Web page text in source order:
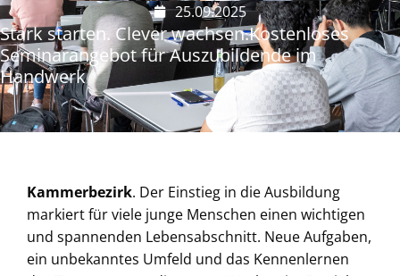
25.09.2025
Stark starten. Clever wachsen.Kostenloses
Seminarangebot für Auszubildende im
Handwerk
Kammerbezirk. Der Einstieg in die Ausbildung
markiert für viele junge Menschen einen wichtigen
und spannenden Lebensabschnitt. Neue Aufgaben,
ein unbekanntes Umfeld und das Kennenlernen